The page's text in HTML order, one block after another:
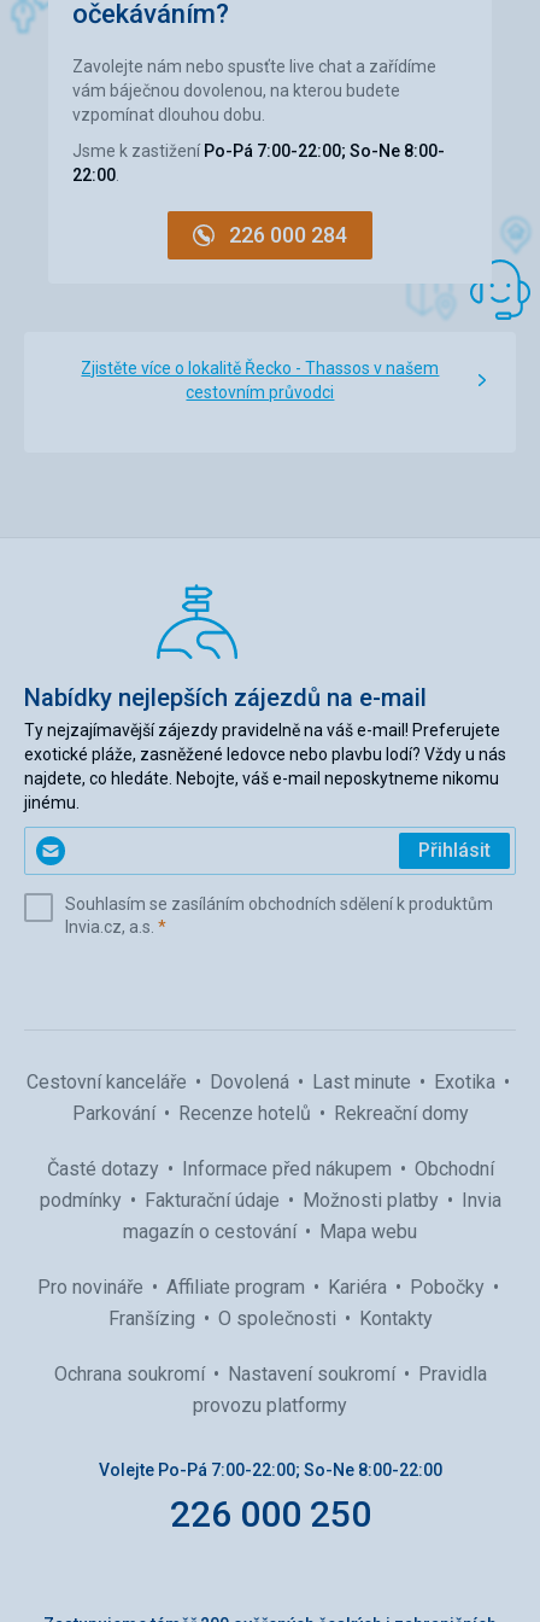
očekáváním?
Zavolejte nám nebo spusťte live chat a zařídíme
vám báječnou dovolenou, na kterou budete
vzpomínat dlouhou dobu.
Jsme k zastižení Po-Pá 7:00-22:00; So-Ne 8:00-
22:00
226 000 284
Zjistěte více o lokalitě Řecko - Thassos v našem
cestovním průvodci
Nabídky nejlepších zájezdů na e-mail
Ty nejzajímavější zájezdy pravidelně na váš e-mail! Preferujete
exotické pláže, zasněžené ledovce nebo plavbu lodí? Vždy u nás
najdete, co hledáte. Nebojte, váš e-mail neposkytneme nikomu
jinému.
Zadejte
svůj
(povinné)
Přihlásit
Souhlasím se zasíláním obchodních sdělení k produktům
Invia.cz, a.s. *(povinné)
Cestovní kanceláře Dovolená Last minute
Exotika
Parkování
Recenze hotelů Rekreační domy
Časté dotazy Informace před nákupem
Obchodní
podmínky
Fakturační údaje Možnosti platby
Invia
magazín o cestování
Mapa webu
Pro novináře Affiliate program Kariéra
Pobočky
Franšízing
O společnosti Kontakty
Ochrana soukromí Nastavení soukromí
Pravidla
provozu platformy
Volejte Po-Pá 7:00-22:00; So-Ne 8:00-22:00
226 000 250